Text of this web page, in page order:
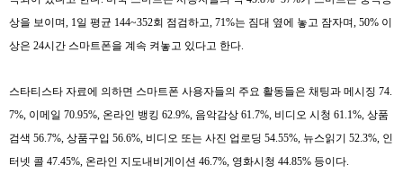
상을 보이며 , 1 일 평균 144~352회 점검하고 , 71%는 짐대 옆에 놓고 잠자며 , 50% 이
상은 24시간 스마트폰을 계속 켜놓고 있다고 한다
스타티스타 자료에 의하면 스마트폰 사용자들의 주요 활동들은 채팅과 메시징 74.
7%, 이메일 70.95%, 온라인 뱅킹 62.9%, 음악감상 61.7%, 비디오 시청 61.1%, 상품
검색 56.7%, 상품구입 56.6%, 비디오 또는 사진 업로딩 54.55%, 뉴스읽기 52.3%, 인
터넷 콜 47.45%, 온라인 지도내비게이션 46.7%, 영화시청 44.85% 등이다